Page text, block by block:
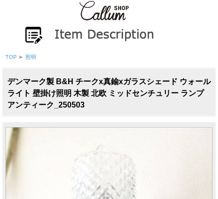
TOP > 照明
デンマーク製 B&H チークx真鍮xガラスシェード ウォール
ライト 壁掛け照明 木製 北欧 ミッドセンチュリー ランプ
アンティーク_250503